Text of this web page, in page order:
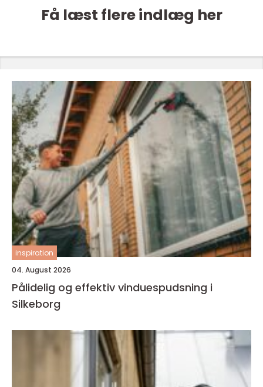
Få læst flere indlæg her
inspiration
04. August 2026
Pålidelig og effektiv vinduespudsning i
Silkeborg